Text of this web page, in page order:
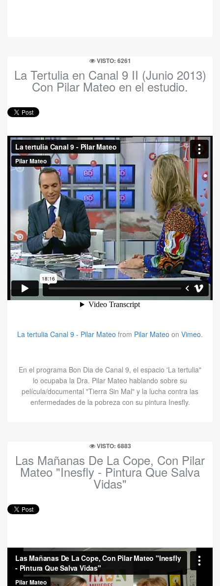
VISTO: 6261
La Tertulia en Canal 9 II (Junio 2013)
Con Pilar Mateo en el estudio.
La tertulia Canal 9 - Pilar Mateo from Pilar Mateo on Vimeo.
En el programa Bon Dia de Canal 9, el espacio 'La tertulia"
lo ocupaba la Dra. Pilar Mateo hablando sobre su
película/documental "Tierra Sin Mal" y la lucha contra las
enfermedades de la pobreza con su pintura Inesfly.
VISTO: 6883
Las Mañanas De La Cope, Con Pilar
Mateo "Inesfly - Pintura Que Salva
Vidas"